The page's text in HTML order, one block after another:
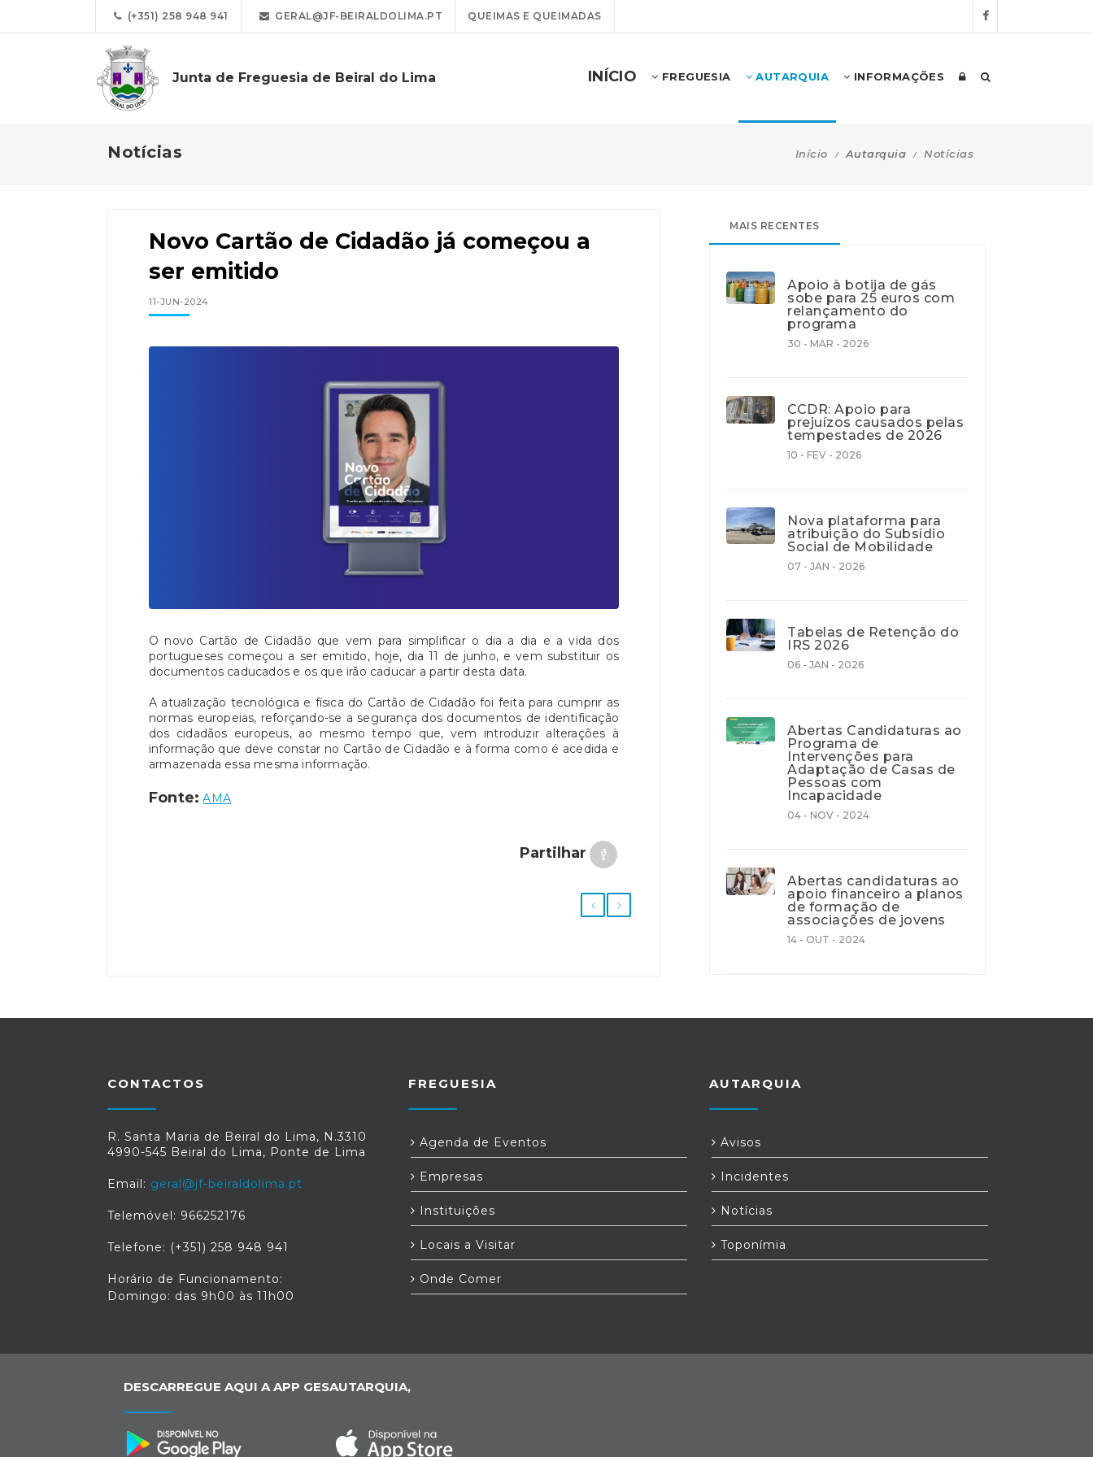
(+351) 258 948 941 GERAL@JF-BEIRALDOLIMA.PT QUEIMAS E QUEIMADAS
Junta de Freguesia de Beiral do Lima INÍCIO FREGUESIA AUTARQUIA INFORMAÇÕES
Notícias Início Autarquia Notícias
Novo Cartão de Cidadão já começou a
ser emitido
11-JUN-2024
O novo Cartão de Cidadão que vem para simplificar o dia a dia e a vida dos
portugueses começou a ser emitido, hoje, dia 11 de junho, e vem substituir os
documentos caducados e os que irão caducar a partir desta data.
A atualização tecnológica e física do Cartão de Cidadão foi feita para cumprir as
normas europeias, reforçando-se a segurança dos documentos de identificação
dos cidadãos europeus, ao mesmo tempo que, vem introduzir alterações à
informação que deve constar no Cartão de Cidadão e à forma como é acedida e
armazenada essa mesma informação.
Fonte: AMA
Partilhar
MAIS RECENTES
Apoio à botija de gás
sobe para 25 euros com
relançamento do
programa
30 - MAR - 2026
CCDR: Apoio para
prejuízos causados pelas
tempestades de 2026
10 - FEV - 2026
Nova plataforma para
atribuição do Subsídio
Social de Mobilidade
07 - JAN - 2026
Tabelas de Retenção do
IRS 2026
06 - JAN - 2026
Abertas Candidaturas ao
Programa de
Intervenções para
Adaptação de Casas de
Pessoas com
Incapacidade
04 - NOV - 2024
Abertas candidaturas ao
apoio financeiro a planos
de formação de
associações de jovens
14 - OUT - 2024
CONTACTOS
R. Santa Maria de Beiral do Lima, N.3310
4990-545 Beiral do Lima, Ponte de Lima
Email: geral@jf-beiraldolima.pt
Telemóvel: 966252176
Telefone: (+351) 258 948 941
Horário de Funcionamento:
Domingo: das 9h00 às 11h00
FREGUESIA
Agenda de Eventos
Empresas
Instituições
Locais a Visitar
Onde Comer
AUTARQUIA
Avisos
Incidentes
Notícias
Toponímia
DESCARREGUE AQUI A APP GESAUTARQUIA,